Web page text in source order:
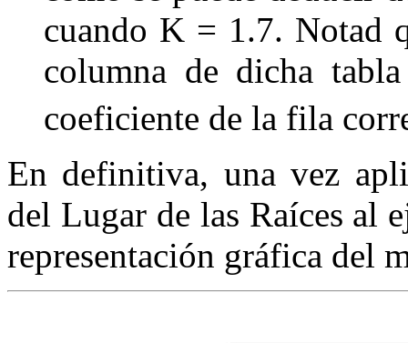
cuando K = 1.7. Notad
columna de dicha
coeficiente de la fila
En definitiva, una vez
del Lugar de las Raíces al
representación gráfica del